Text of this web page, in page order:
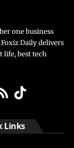
one business
Daily delivers
life, best tech
Links